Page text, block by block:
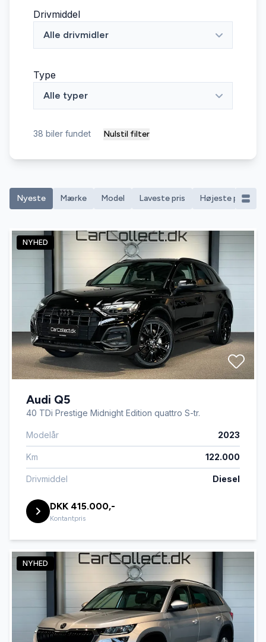
Drivmiddel
Alle drivmidler
Type
Alle typer
38 biler fundet Nulstil filter
Nyeste Mærke Model Laveste pris Højeste pris
NYHED
Audi Q5
40 TDi Prestige Midnight Edition quattro S-tr.
Modelår 2023
Km 122.000
Drivmiddel Diesel
DKK 415.000,-
Kontantpris
NYHED